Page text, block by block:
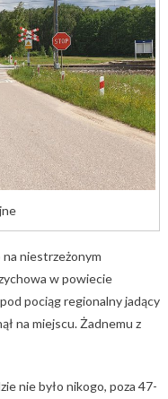
niestrzeżonym
w powiecie
pociąg regionalny jadący
na miejscu. Żadnemu z
nie było nikogo, poza 47-